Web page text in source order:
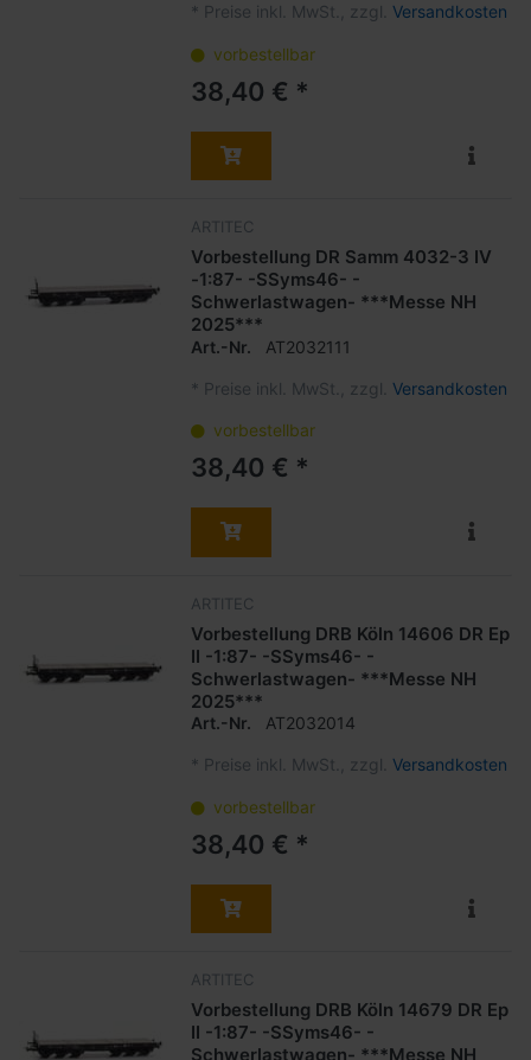
* Preise inkl. MwSt., zzgl. Versandkosten
vorbestellbar
38,40 € *
ARTITEC
Vorbestellung DR Samm 4032-3 IV
-1:87- -SSyms46- -
Schwerlastwagen- ***Messe NH
2025***
Art.-Nr. AT2032111
* Preise inkl. MwSt., zzgl. Versandkosten
vorbestellbar
38,40 € *
ARTITEC
Vorbestellung DRB Köln 14606 DR Ep
II -1:87- -SSyms46- -
Schwerlastwagen- ***Messe NH
2025***
Art.-Nr. AT2032014
* Preise inkl. MwSt., zzgl. Versandkosten
vorbestellbar
38,40 € *
ARTITEC
Vorbestellung DRB Köln 14679 DR Ep
II -1:87- -SSyms46- -
Schwerlastwagen- ***Messe NH